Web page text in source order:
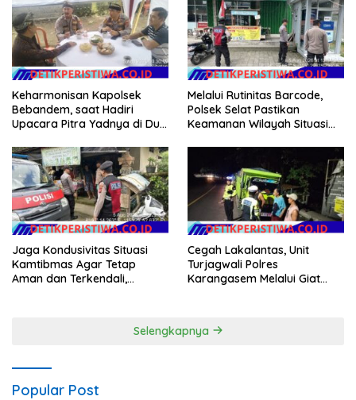
Keharmonisan Kapolsek
Bebandem, saat Hadiri
Upacara Pitra Yadnya di Dua
Melalui Rutinitas Barcode,
Polsek Selat Pastikan
Keamanan Wilayah Situasi
Jaga Kondusivitas Situasi
Kamtibmas Agar Tetap
Aman dan Terkendali,
Cegah Lakalantas, Unit
Turjagwali Polres
Karangasem Melalui Giat
Wisata
Selengkapnya
Popular Post